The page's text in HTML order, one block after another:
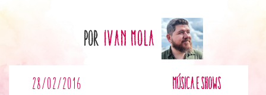
por Ivan Mola
28/02/2016 Música e Shows